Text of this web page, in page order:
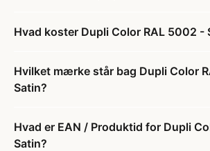
Hvad koster Dupli Color RAL 5002 -
Hvilket mærke står bag Dupli Color
Satin?
Hvad er EAN / Produktid for Dupli
Satin?